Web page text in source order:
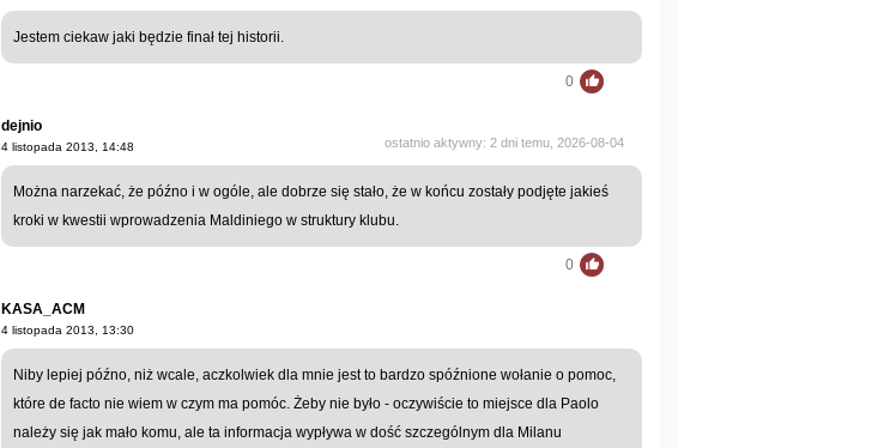
Jestem ciekaw jaki będzie finał tej historii.
0
dejnio
ostatnio aktywny: 2 dni temu, 2026-08-04
4 listopada 2013, 14:48
Można narzekać, że późno i w ogóle, ale dobrze się stało, że w końcu zostały podjęte jakieś
kroki w kwestii wprowadzenia Maldiniego w struktury klubu.
0
KASA_ACM
4 listopada 2013, 13:30
Niby lepiej późno, niż wcale, aczkolwiek dla mnie jest to bardzo spóźnione wołanie o pomoc,
które de facto nie wiem w czym ma pomóc. Żeby nie było - oczywiście to miejsce dla Paolo
należy się jak mało komu, ale ta informacja wypływa w dość szczególnym dla Milanu